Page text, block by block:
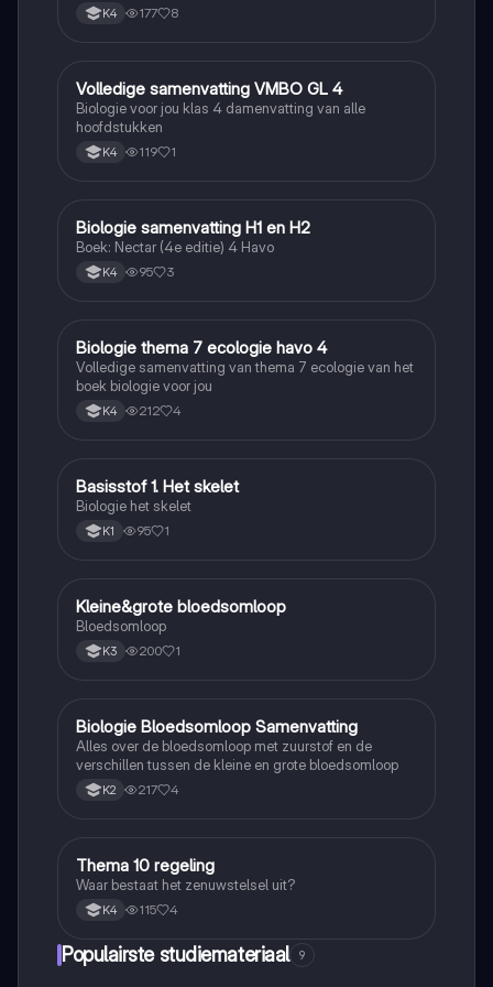
K4 177 8
Biologie
Volledige samenvatting VMBO GL 4
Biologie voor jou klas 4 damenvatting van alle
hoofdstukken
K4 119 1
Biologie
Biologie samenvatting H1 en H2
Boek: Nectar (4e editie) 4 Havo
K4 95 3
Biologie
Biologie thema 7 ecologie havo 4
Volledige samenvatting van thema 7 ecologie van het
boek biologie voor jou
K4 212 4
Biologie
Basisstof 1. Het skelet
Biologie het skelet
K1 95 1
Biologie
Kleine&grote bloedsomloop
Bloedsomloop
K3 200 1
Biologie
Biologie Bloedsomloop Samenvatting
Alles over de bloedsomloop met zuurstof en de
verschillen tussen de kleine en grote bloedsomloop
K2 217 4
Biologie
Thema 10 regeling
Waar bestaat het zenuwstelsel uit?
K4 115 4
Populairste studiemateriaal 9